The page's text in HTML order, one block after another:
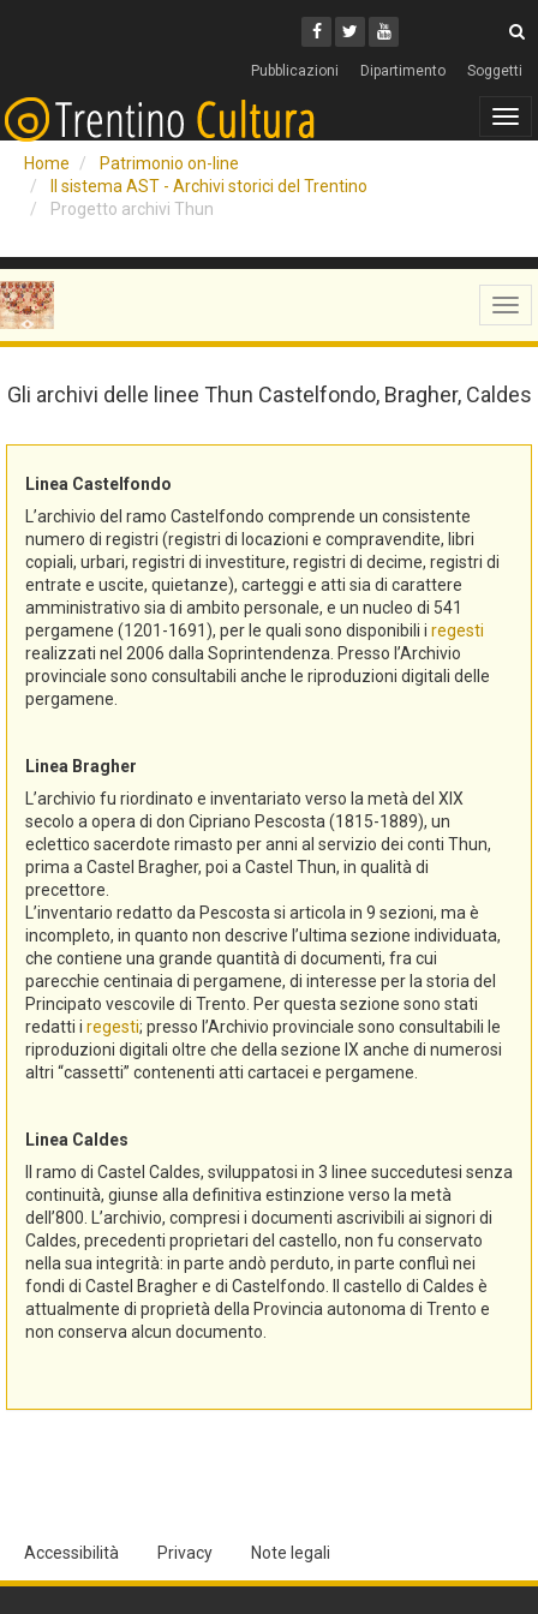
Facebook
Twitter
Youtube
Pubblicazioni Dipartimento Soggetti
Home
Patrimonio on-line
Il sistema AST - Archivi storici del Trentino
Progetto archivi Thun
Gli archivi delle linee Thun Castelfondo, Bragher, Caldes
Linea Castelfondo
L’archivio del ramo Castelfondo comprende un consistente
numero di registri (registri di locazioni e compravendite, libri
copiali, urbari, registri di investiture, registri di decime, registri di
entrate e uscite, quietanze), carteggi e atti sia di carattere
amministrativo sia di ambito personale, e un nucleo di 541
pergamene (1201-1691), per le quali sono disponibili i regesti
realizzati nel 2006 dalla Soprintendenza. Presso l’Archivio
provinciale sono consultabili anche le riproduzioni digitali delle
pergamene.
Linea Bragher
L’archivio fu riordinato e inventariato verso la metà del XIX
secolo a opera di don Cipriano Pescosta (1815-1889), un
eclettico sacerdote rimasto per anni al servizio dei conti Thun,
prima a Castel Bragher, poi a Castel Thun, in qualità di
precettore.
L’inventario redatto da Pescosta si articola in 9 sezioni, ma è
incompleto, in quanto non descrive l’ultima sezione individuata,
che contiene una grande quantità di documenti, fra cui
parecchie centinaia di pergamene, di interesse per la storia del
Principato vescovile di Trento. Per questa sezione sono stati
redatti i regesti; presso l’Archivio provinciale sono consultabili le
riproduzioni digitali oltre che della sezione IX anche di numerosi
altri “cassetti” contenenti atti cartacei e pergamene.
Linea Caldes
Il ramo di Castel Caldes, sviluppatosi in 3 linee succedutesi senza
continuità, giunse alla definitiva estinzione verso la metà
dell’800. L’archivio, compresi i documenti ascrivibili ai signori di
Caldes, precedenti proprietari del castello, non fu conservato
nella sua integrità: in parte andò perduto, in parte confluì nei
fondi di Castel Bragher e di Castelfondo. Il castello di Caldes è
attualmente di proprietà della Provincia autonoma di Trento e
non conserva alcun documento.
Accessibilità Privacy Note legali